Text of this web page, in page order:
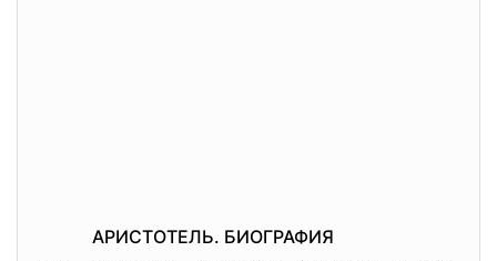
АРИСТОТЕЛЬ. БИОГРАФИЯ